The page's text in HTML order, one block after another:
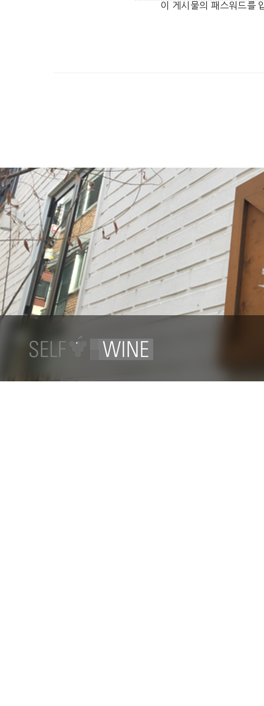
이 게시물의 패스워드를